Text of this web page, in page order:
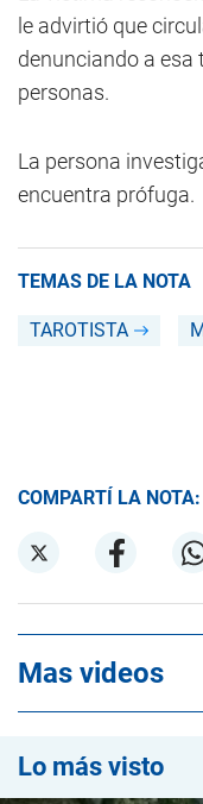
le advirtió que
denunciando a
personas.
La persona
encuentra prófuga.
TEMAS DE LA NOTA
TAROTISTA
COMPARTÍ LA NOTA:
Mas videos
Lo más visto